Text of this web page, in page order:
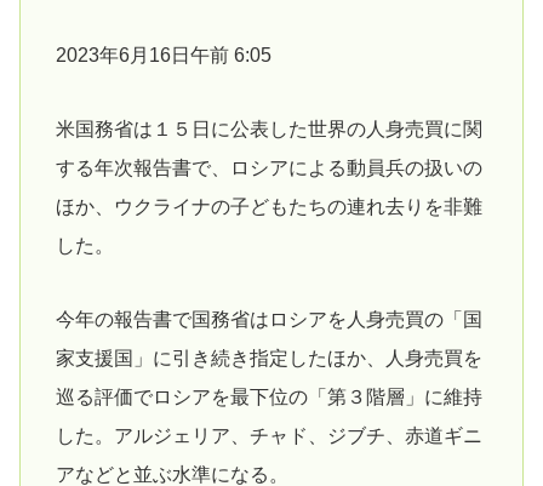
2023年6月16日午前 6:05
米国務省は１５日に公表した世界の人身売買に関
する年次報告書で、ロシアによる動員兵の扱いの
ほか、ウクライナの子どもたちの連れ去りを非難
した。
今年の報告書で国務省はロシアを人身売買の「国
家支援国」に引き続き指定したほか、人身売買を
巡る評価でロシアを最下位の「第３階層」に維持
した。アルジェリア、チャド、ジブチ、赤道ギニ
アなどと並ぶ水準になる。